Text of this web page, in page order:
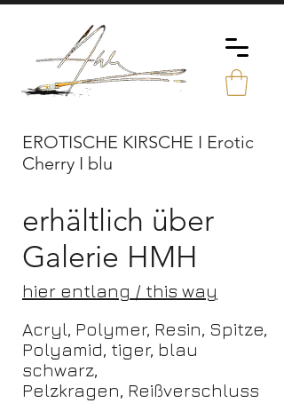
EROTISCHE KIRSCHE I Erotic
Cherry I blu
erhältlich über
Galerie HMH
hier entlang / this way
Acryl, Polymer, Resin, Spitze,
Polyamid, tiger, blau
schwarz,
Pelzkragen, Reißverschluss